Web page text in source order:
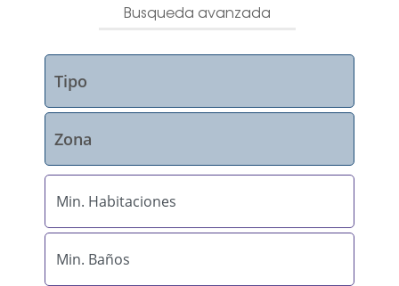
Busqueda avanzada